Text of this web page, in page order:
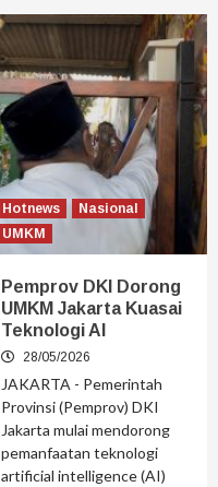
Hotnews
Nasional
UMKM
Pemprov DKI Dorong
UMKM Jakarta Kuasai
Teknologi AI
28/05/2026
JAKARTA - Pemerintah
Provinsi (Pemprov) DKI
Jakarta mulai mendorong
pemanfaatan teknologi
artificial intelligence (AI)